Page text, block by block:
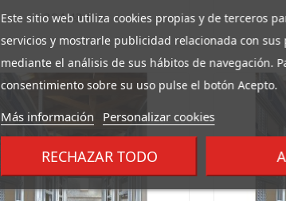
304,43 € Precio
Este sitio web utiliza cookies propias y de terceros
servicios y mostrarle publicidad relacionada con sus
mediante el análisis de sus hábitos de navegación.
consentimiento sobre su uso pulse el botón Acepto.
Más información Personalizar cookies
RECHAZAR TODO